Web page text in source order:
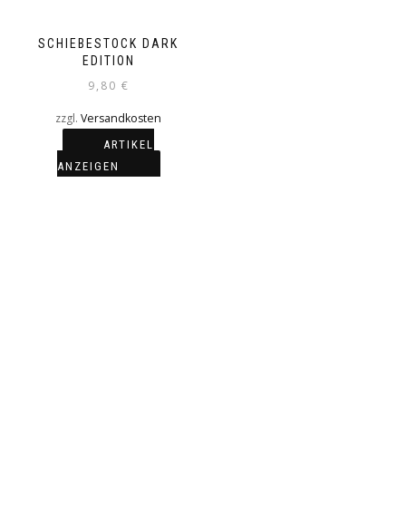
SCHIEBESTOCK DARK
EDITION
9,80 €
zzgl. Versandkosten
ARTIKEL
ANZEIGEN